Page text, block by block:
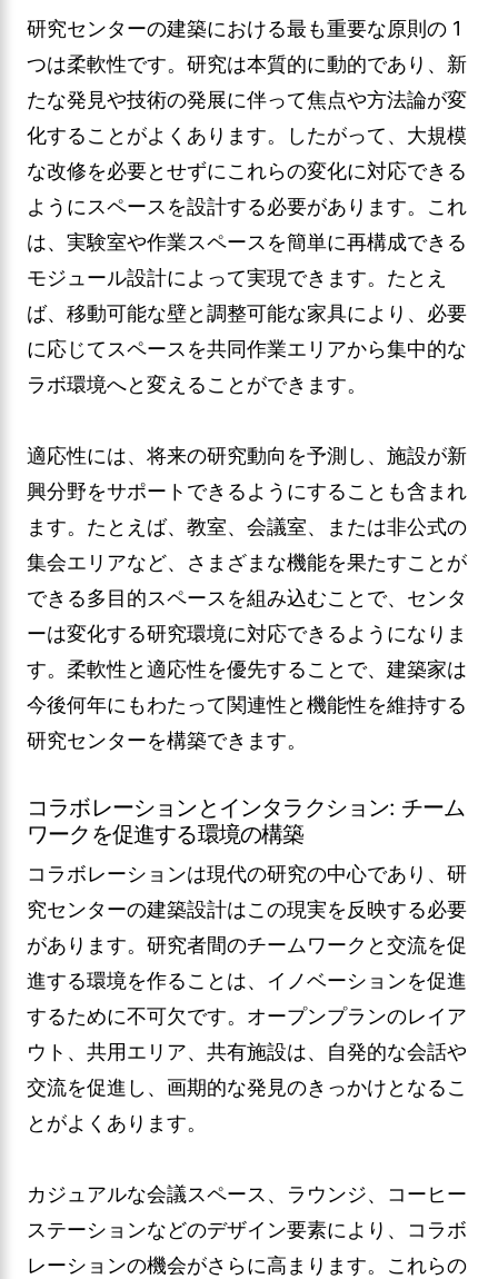
研究センターの建築における最も重要な原則の 1
つは柔軟性です。研究は本質的に動的であり、新
たな発見や技術の発展に伴って焦点や方法論が変
化することがよくあります。したがって、大規模
な改修を必要とせずにこれらの変化に対応できる
ようにスペースを設計する必要があります。これ
は、実験室や作業スペースを簡単に再構成できる
モジュール設計によって実現できます。たとえ
ば、移動可能な壁と調整可能な家具により、必要
に応じてスペースを共同作業エリアから集中的な
ラボ環境へと変えることができます。
適応性には、将来の研究動向を予測し、施設が新
興分野をサポートできるようにすることも含まれ
ます。たとえば、教室、会議室、または非公式の
集会エリアなど、さまざまな機能を果たすことが
できる多目的スペースを組み込むことで、センタ
ーは変化する研究環境に対応できるようになりま
す。柔軟性と適応性を優先することで、建築家は
今後何年にもわたって関連性と機能性を維持する
研究センターを構築できます。
コラボレーションとインタラクション: チーム
ワークを促進する環境の構築
コラボレーションは現代の研究の中心であり、研
究センターの建築設計はこの現実を反映する必要
があります。研究者間のチームワークと交流を促
進する環境を作ることは、イノベーションを促進
するために不可欠です。オープンプランのレイア
ウト、共用エリア、共有施設は、自発的な会話や
交流を促進し、画期的な発見のきっかけとなるこ
とがよくあります。
カジュアルな会議スペース、ラウンジ、コーヒー
ステーションなどのデザイン要素により、コラボ
レーションの機会がさらに高まります。これらの